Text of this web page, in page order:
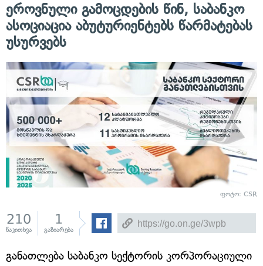
ეროვნული გამოცდების წინ, საბანკო
ასოციაცია აბუტურიენტებს წარმატებას
უსურვებს
ფოტო: CSR
210
წაკითხვა
1
გაზიარება
განათლება საბანკო სექტორის კორპორაციული